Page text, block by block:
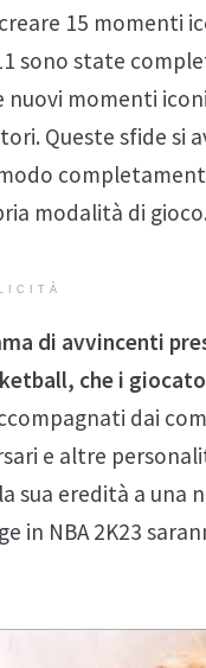
15 momenti
sono state
momenti
Queste sfide si
modalità di gioco.
di avvincenti
che i
dai
e altre
sua eredità a una
in NBA 2K23